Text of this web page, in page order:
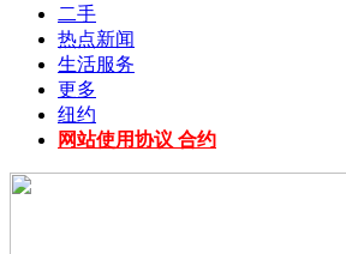
二手
热点新闻
生活服务
更多
纽约
网站使用协议 合约